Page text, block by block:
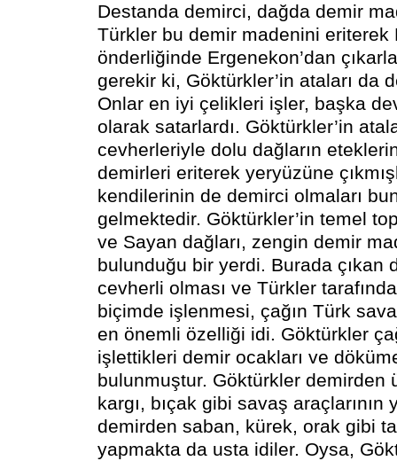
Destanda demirci, dağda demir
Türkler bu demir madenini eriterek
önderliğinde Ergenekon’dan
gerekir ki, Göktürkler’in ataları da
Onlar en iyi çelikleri işler, başka
olarak satarlardı. Göktürkler’in
cevherleriyle dolu dağların
demirleri eriterek yeryüzüne
kendilerinin de demirci olmaları
gelmektedir. Göktürkler’in temel
ve Sayan dağları, zengin demir
bulunduğu bir yerdi. Burada çıkan
cevherli olması ve Türkler
biçimde işlenmesi, çağın Türk
en önemli özelliği idi. Göktürkler
işlettikleri demir ocakları ve
bulunmuştur. Göktürkler demirden
kargı, bıçak gibi savaş araçlarının
demirden saban, kürek, orak gibi
yapmakta da usta idiler. Oysa,